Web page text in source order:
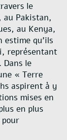
le
au Pakistan,
au Kenya,
estime qu’ils
représentant
Dans le
« Terre
aspirent à y
mises en
en plus